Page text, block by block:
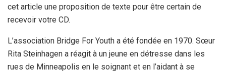
cet article une proposition de texte pour être certain de
recevoir votre CD.
L’association Bridge For Youth a été fondée en 1970. Sœur
Rita Steinhagen a réagit à un jeune en détresse dans les
rues de Minneapolis en le soignant et en l’aidant à se